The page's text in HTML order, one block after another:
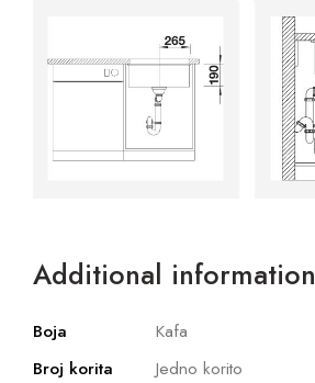
Additional information
Boja
Kafa
Broj korita
Jedno korito